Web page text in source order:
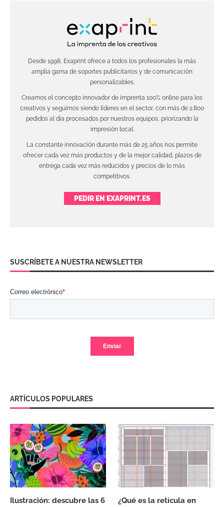
Desde 1998, Exaprint ofrece a todos los profesionales la más
amplia gama de soportes publicitarios y de comunicación
personalizables.
Creamos el concepto innovador de imprenta 100% online para los
creativos y seguimos siendo líderes en el sector, con más de 2.800
pedidos al día procesados por nuestros equipos, priorizando la
impresión local.
La constante innovación durante más de 25 años nos permite
ofrecer cada vez más productos y de la mejor calidad, plazos de
entrega cada vez más reducidos y precios de lo más
competitivos.
PEDIR EN EXAPRINT.ES
SUSCRÍBETE A NUESTRA NEWSLETTER
ARTÍCULOS POPULARES
Ilustración: descubre las 6
¿Qué es la retícula en